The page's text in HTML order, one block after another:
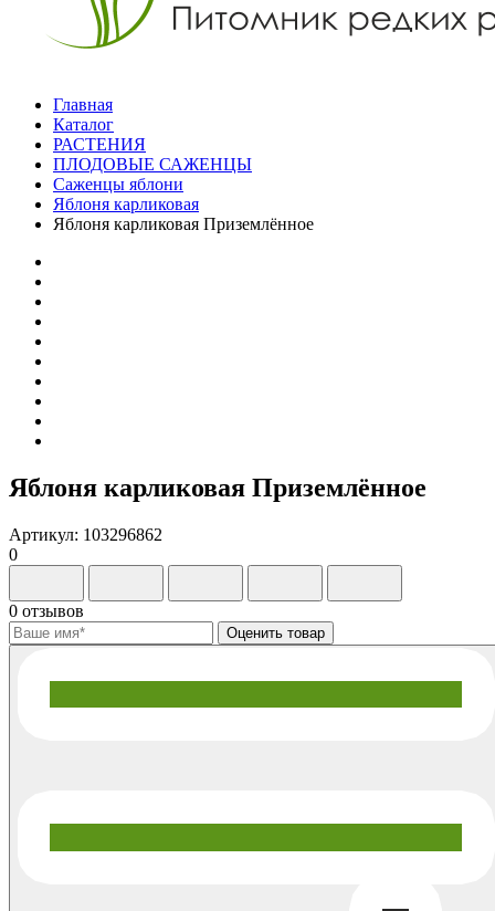
Главная
Каталог
РАСТЕНИЯ
ПЛОДОВЫЕ САЖЕНЦЫ
Саженцы яблони
Яблоня карликовая
Яблоня карликовая Приземлённое
Яблоня карликовая Приземлённое
Артикул: 103296862
0
0 отзывов